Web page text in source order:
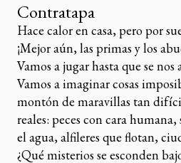
Contratapa
Hace calor en casa, pero por
¡Mejor aún, las primas y los
Vamos a jugar hasta que se
Vamos a imaginar cosas
montón de maravillas tan
reales: peces con cara
el agua, alfileres que flotan,
¿Qué misterios se esconden